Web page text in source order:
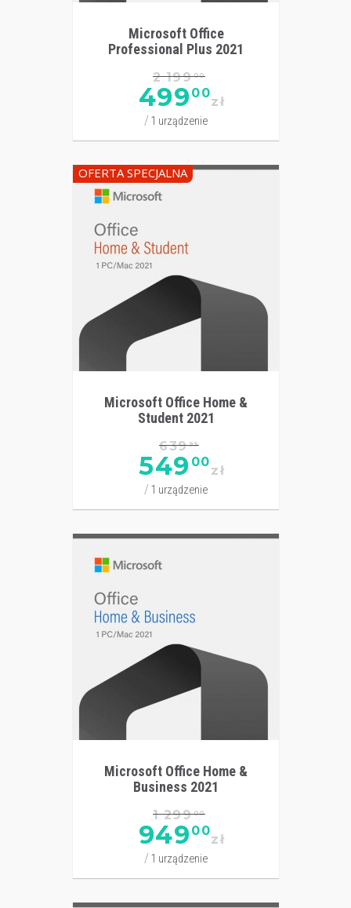
Microsoft Office
Professional Plus 2021
2 19900
499 00
zł
1 urządzenie
OFERTA SPECJALNA
Microsoft Office Home &
Student 2021
63999
549 00
zł
1 urządzenie
Microsoft Office Home &
Business 2021
1 29900
949 00
zł
1 urządzenie